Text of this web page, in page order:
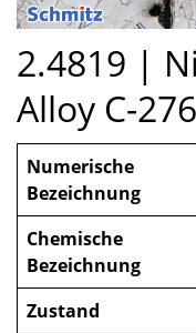
2.4819 |
Alloy C-276
Numerische
Bezeichnung
Chemische
Bezeichnung
Zustand